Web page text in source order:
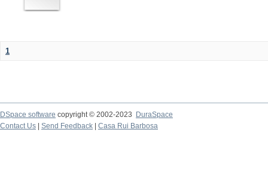
1
DSpace software copyright © 2002-2023
DuraSpace
Contact Us
Send Feedback Casa Rui Barbosa